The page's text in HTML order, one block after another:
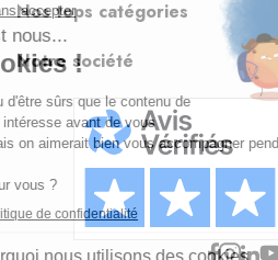
Nos tops catégories
Notre société